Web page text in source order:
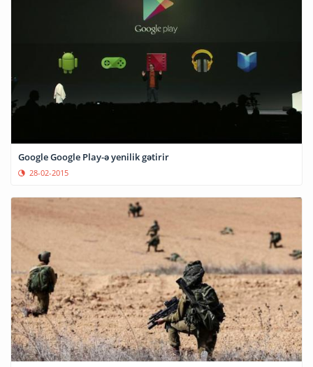
Google Google Play-ə yenilik gətirir
28-02-2015